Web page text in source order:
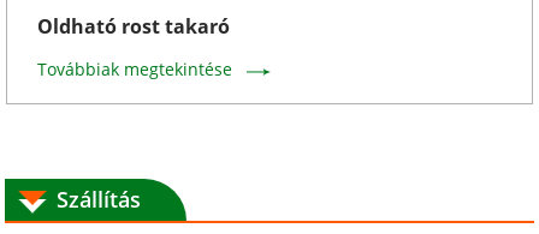
Oldható rost takaró
Továbbiak megtekintése
Szállítás